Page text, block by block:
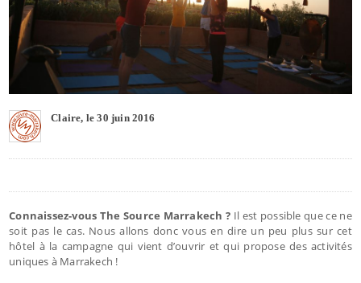
Claire, le 30 juin 2016
Connaissez-vous The Source Marrakech ? Il est possible que ce ne
soit pas le cas. Nous allons donc vous en dire un peu plus sur cet
hôtel à la campagne qui vient d’ouvrir et qui propose des activités
uniques à Marrakech !